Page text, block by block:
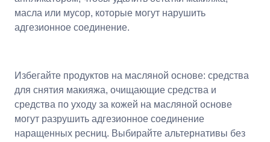
масла или мусор, которые могут нарушить
адгезионное соединение.
Избегайте продуктов на масляной основе: средства
для снятия макияжа, очищающие средства и
средства по уходу за кожей на масляной основе
могут разрушить адгезионное соединение
наращенных ресниц. Выбирайте альтернативы без